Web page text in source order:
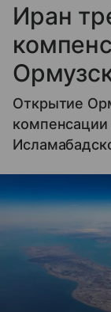
Иран
Открытие